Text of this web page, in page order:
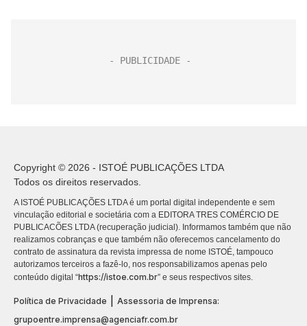
Copyright © 2026 - ISTOÉ PUBLICAÇÕES LTDA
Todos os direitos reservados.
A ISTOÉ PUBLICAÇÕES LTDA é um portal digital independente e sem
vinculação editorial e societária com a EDITORA TRES COMÉRCIO DE
PUBLICACÕES LTDA (recuperação judicial). Informamos também que não
realizamos cobranças e que também não oferecemos cancelamento do
contrato de assinatura da revista impressa de nome ISTOÉ, tampouco
autorizamos terceiros a fazê-lo, nos responsabilizamos apenas pelo
conteúdo digital “https://istoe.com.br” e seus respectivos sites.
Política de Privacidade
Assessoria de Imprensa:
grupoentre.imprensa@agenciafr.com.br